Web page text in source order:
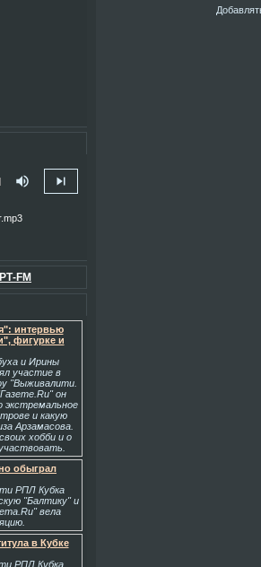
volume_up skip_next
FM
интервью
фигурке и
и Ирины
участие в
"Выживалити.
он
экстремальное
и какую
Арзамасова.
хобби и о
обыграл
РПЛ Кубка
"Балтику" и
вела
в Кубке
РПЛ Кубка